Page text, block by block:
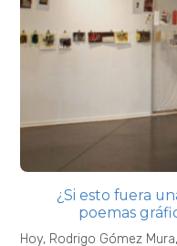
¿Si esto fuera
poemas
Hoy, Rodrigo Gómez